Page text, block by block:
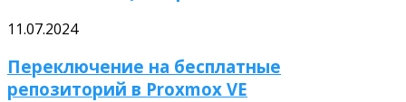
11.07.2024
Переключение на бесплатные
репозиторий в Proxmox VE